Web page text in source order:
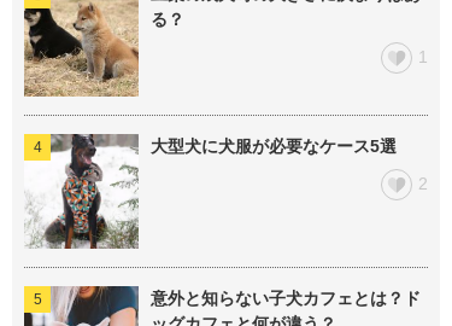
る？
1
大型犬に犬服が必要なケース5選
2
意外と知らない子犬カフェとは？ド